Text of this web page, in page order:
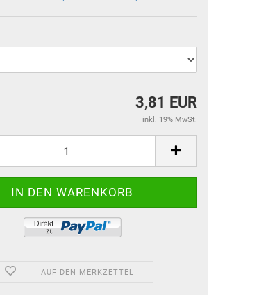
3,81 EUR
inkl. 19% MwSt.
AUF DEN MERKZETTEL